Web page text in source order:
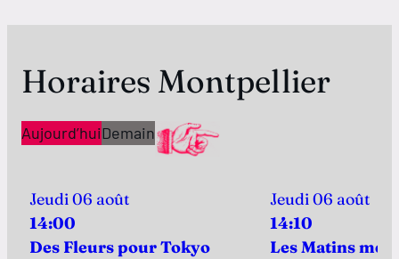
Horaires Montpellier
Aujourd’huiDemain
Jeudi 06 août
14:00
Des Fleurs pour Tokyo
Jeudi 06 août
14:10
Les Matins